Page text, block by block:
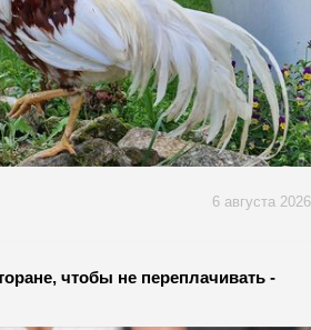
6 августа 2026
чтобы не переплачивать -